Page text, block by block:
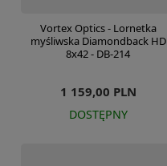
Vortex Optics - Lornetka
myśliwska Diamondback HD
8x42 - DB-214
1 159,00 PLN
DOSTĘPNY